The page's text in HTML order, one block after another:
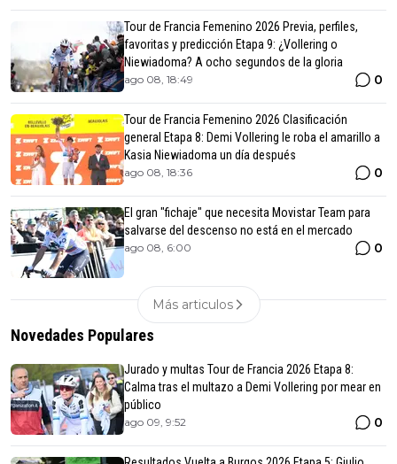
Tour de Francia Femenino 2026 Previa, perfiles,
favoritas y predicción Etapa 9: ¿Vollering o
Niewiadoma? A ocho segundos de la gloria
ago 08, 18:49 0
Tour de Francia Femenino 2026 Clasificación
general Etapa 8: Demi Vollering le roba el amarillo a
Kasia Niewiadoma un día después
ago 08, 18:36 0
El gran "fichaje" que necesita Movistar Team para
salvarse del descenso no está en el mercado
ago 08, 6:00 0
Más articulos
Novedades Populares
Jurado y multas Tour de Francia 2026 Etapa 8:
Calma tras el multazo a Demi Vollering por mear en
público
ago 09, 9:52 0